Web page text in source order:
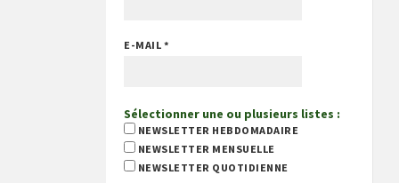
E-MAIL *
Sélectionner une ou plusieurs listes :
NEWSLETTER HEBDOMADAIRE
NEWSLETTER MENSUELLE
NEWSLETTER QUOTIDIENNE